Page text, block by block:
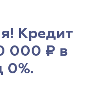
Кредит
000 ₽ в
0%.